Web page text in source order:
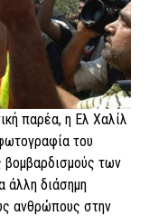
παρέα, η Ελ Χαλίλ
του
βομβαρδισμούς των
άλλη διάσημη
ανθρώπους στην